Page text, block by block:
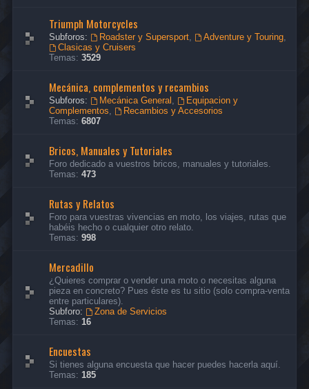
Triumph Motorcycles
Subforos: Roadster y Supersport, Adventure y Touring,
Clasicas y Cruisers
Temas: 3529
Mecánica, complementos y recambios
Subforos: Mecánica General ,
Equipacion y
Complementos,
Recambios y Accesorios
Temas: 6807
Bricos, Manuales y Tutoriales
Foro dedicado a vuestros bricos, manuales y tutoriales.
Temas: 473
Rutas y Relatos
Foro para vuestras vivencias en moto, los viajes, rutas que
habéis hecho o cualquier otro relato.
Temas: 998
Mercadillo
¿Quieres comprar o vender una moto o necesitas alguna
pieza en concreto? Pues éste es tu sitio (solo compra-venta
entre particulares).
Subforo:
Zona de Servicios
Temas: 16
Encuestas
Si tienes alguna encuesta que hacer puedes hacerla aquí.
Temas: 185